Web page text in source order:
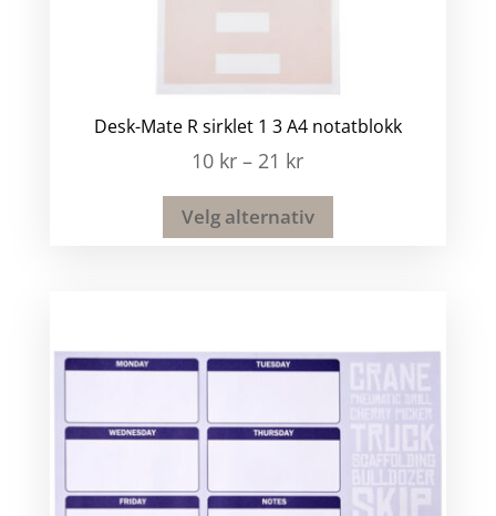
Desk-Mate R sirklet 1 3 A4 notatblokk
10 kr – 21 kr
Velg alternativ